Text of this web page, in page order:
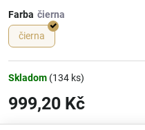
Farba
čierna
Skladom (134 ks)
999,20 Kč